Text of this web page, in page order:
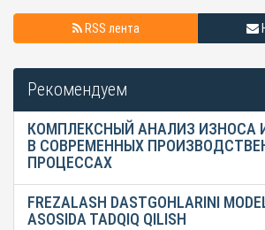
RSS лента
Рекомендуем
КОМПЛЕКСНЫЙ АНАЛИЗ ИЗНОСА
В СОВРЕМЕННЫХ
ПРОЦЕССАХ
FREZALASH DASTGOHLARINI
ASOSIDA TADQIQ QILISH